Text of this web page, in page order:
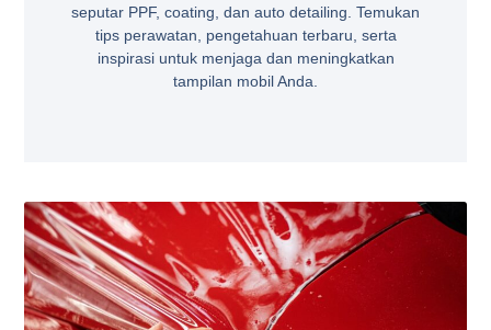
seputar PPF, coating, dan auto detailing. Temukan
tips perawatan, pengetahuan terbaru, serta
inspirasi untuk menjaga dan meningkatkan
tampilan mobil Anda.